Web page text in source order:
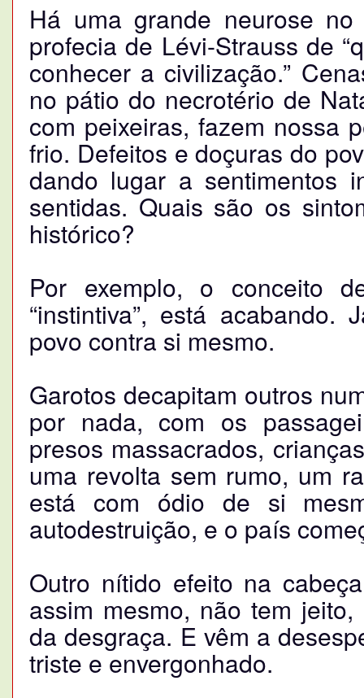
Há uma grande neurose
profecia de Lévi-Strauss de
conhecer a civilização.”
no pátio do necrotério de
com peixeiras, fazem nossa
frio. Defeitos e doçuras do
dando lugar a sentimentos
sentidas. Quais são os
histórico?
Por exemplo, o conceito
“instintiva”, está
povo contra si mesmo.
Garotos decapitam outros
por nada, com os
presos massacrados,
uma revolta sem rumo, um
está com ódio de si
autodestruição, e o país
Outro nítido efeito na
assim mesmo, não tem
da desgraça. E vêm a
triste e envergonhado.